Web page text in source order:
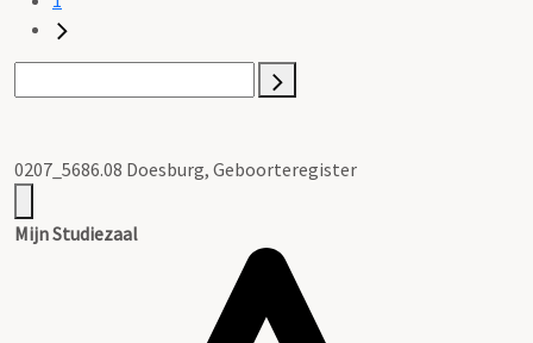
0207_5686.08 Doesburg, Geboorteregister
Mijn Studiezaal